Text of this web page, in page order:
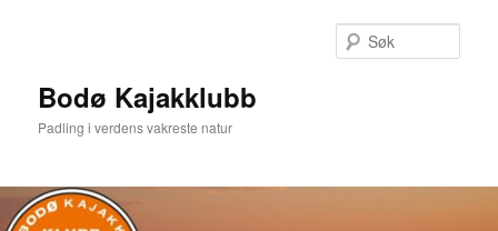
Bodø Kajakklubb
Padling i verdens vakreste natur